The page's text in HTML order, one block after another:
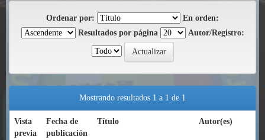
Ordenar por:
En orden:
Resultados por página
Autor/Registro:
Mostrando resultados 1 a 1 de 1
Vista
previa
Fecha de
publicación
Título Autor(es)